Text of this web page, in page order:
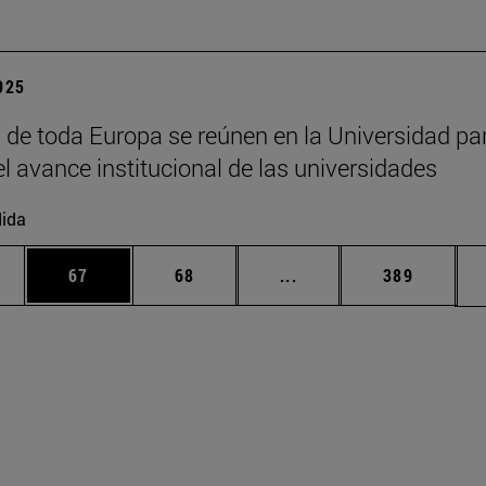
de toda Europa se reúnen en la Universidad
avance institucional de las universidades
Use TAB para desplazarse.
Página
67 Página
68 ... Páginas intermedias
Página
389